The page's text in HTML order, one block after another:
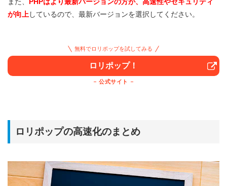
が向上 しているので、最新バージョンを選択してください。
無料でロリポップを試してみる
ロリポップ！
公式サイト
ロリポップの高速化のまとめ